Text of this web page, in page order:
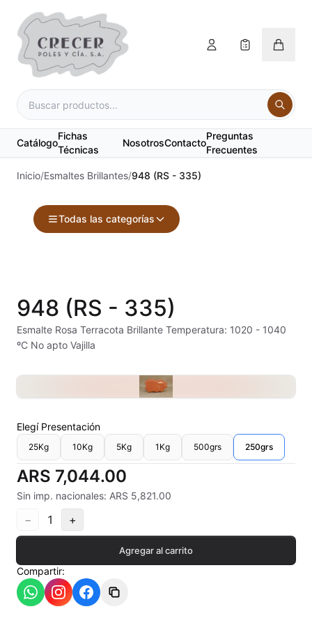
Catálogo
Fichas
Técnicas
NosotrosContacto
Preguntas
Frecuentes
Inicio/Esmaltes Brillantes/948 (RS - 335)
Todas las categorías
Alambre Kanthal
Conos pirometricos Orton
Contramoldes
Crisoles refractarios
Engobes
Esmaltes Artisticos
948 (RS - 335)
Esmalte Rosa Terracota Brillante Temperatura: 1020 - 1040
ºC No apto Vajilla
Elegí Presentación
25Kg 10Kg 5Kg 1Kg 500grs 250grs
ARS 7,044.00
Sin imp. nacionales: ARS 5,821.00
− 1 +
Agregar al carrito
Compartir: